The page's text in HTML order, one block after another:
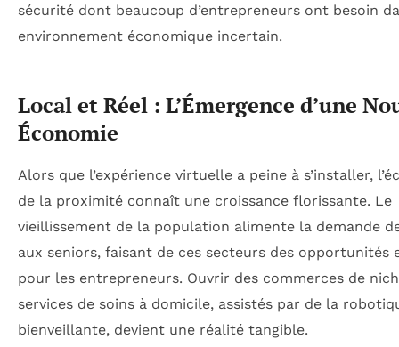
sécurité dont beaucoup d’entrepreneurs ont besoin
environnement économique incertain.
Local et Réel : L’Émergence d’une
Économie
Alors que l’expérience virtuelle a peine à s’installer,
de la proximité connaît une croissance florissante. Le
vieillissement de la population alimente la demande
aux seniors, faisant de ces secteurs des opportunités
pour les entrepreneurs. Ouvrir des commerces de
services de soins à domicile, assistés par de la
bienveillante, devient une réalité tangible.